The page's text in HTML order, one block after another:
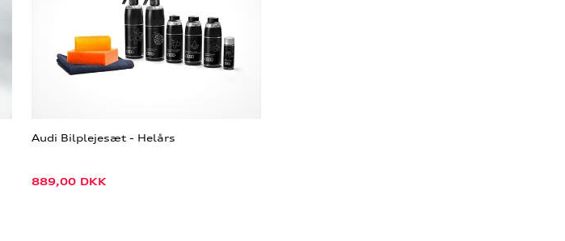
Audi Bilplejesæt - Helårs
889,00 DKK